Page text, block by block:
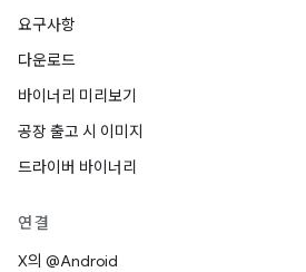
요구사항
다운로드
바이너리 미리보기
공장 출고 시 이미지
드라이버 바이너리
연결
X의 @Android